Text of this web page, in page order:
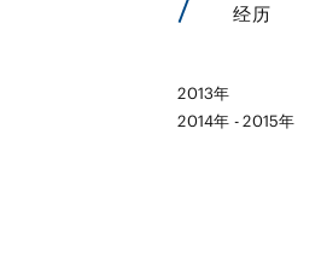
经历
2013年
2014年 - 2015年